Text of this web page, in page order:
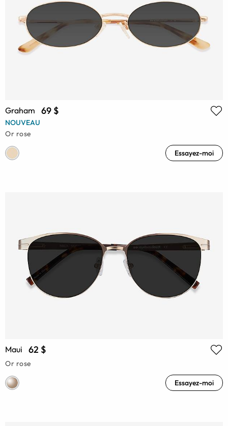
Graham 69 $
NOUVEAU
Or rose
Essayez-moi
Maui 62 $
Or rose
Essayez-moi